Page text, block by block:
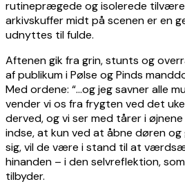
rutineprægede og isolerede
arkivskuffer midt på scenen er en
udnyttes til fulde.
Aftenen gik fra grin, stunts og
af publikum i Pølse og Pinds
Med ordene: “…og jeg savner alle
vender vi os fra frygten ved det
derved, og vi ser med tårer i
indse, at kun ved at åbne døren
sig, vil de være i stand til at
hinanden – i den selvreflektion,
tilbyder.